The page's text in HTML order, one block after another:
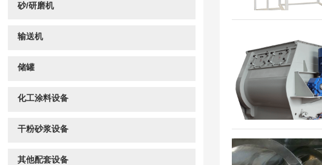
砂/研磨机
输送机
储罐
化工涂料设备
干粉砂浆设备
其他配套设备